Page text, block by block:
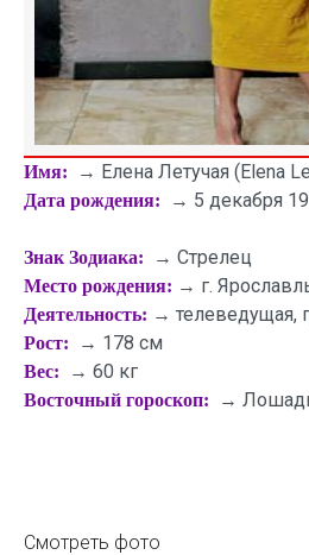
Имя: → Елена Летучая (Elena
Дата рождения: → 5 декабря
Знак Зодиака: → Стрелец
Место рождения: → г.
Деятельность: → телеведущая,
Рост: → 178 см
Вес: → 60 кг
Восточный гороскоп: →
Смотреть фото